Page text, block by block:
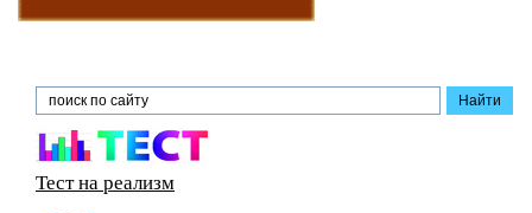
Тест на реализм